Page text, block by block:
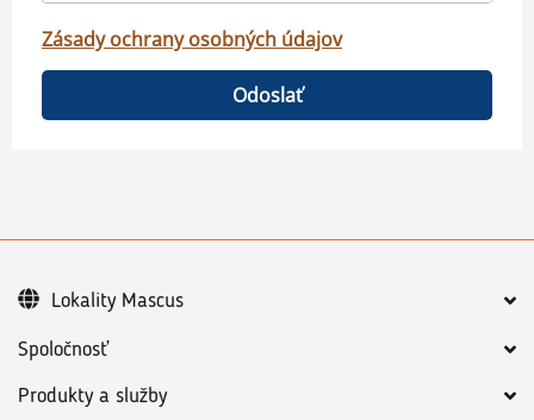
Zásady ochrany osobných údajov
Odoslať
Spoločnosť
Produkty a služby
Lokality Mascus